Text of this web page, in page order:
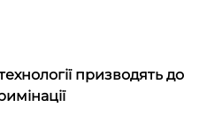
призводять до